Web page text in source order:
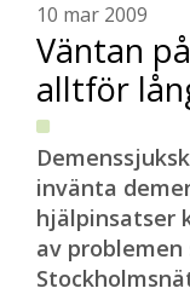
10 mar 2009
Väntan
alltför
invänta
hjälpinsatser
av